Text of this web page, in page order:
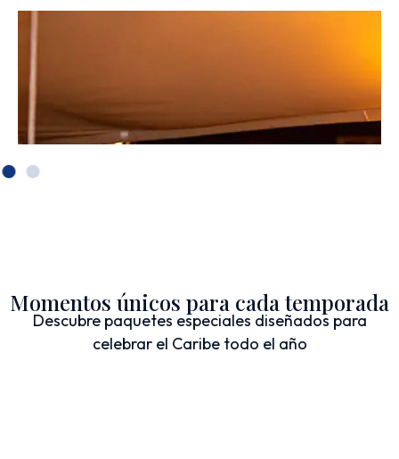
Momentos únicos para cada temporada
Descubre paquetes especiales diseñados para
celebrar el Caribe todo el año